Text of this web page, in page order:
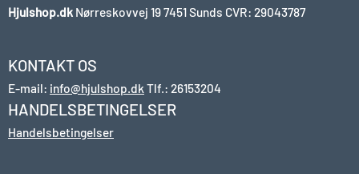
Hjulshop.dk Nørreskovvej 197451 Sunds CVR: 29043787
KONTAKT OS
E-mail: info@hjulshop.dk Tlf.: 26153204
HANDELSBETINGELSER
Handelsbetingelser